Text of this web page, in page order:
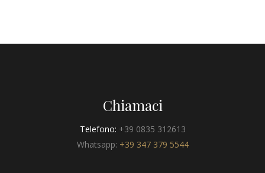
Chiamaci
Telefono: +39 0835 312613
Whatsapp: +39 347 379 5544